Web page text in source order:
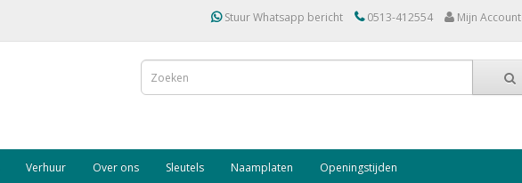
Stuur Whatsapp bericht 0513-412554 Mijn Account
Verhuur Over ons Sleutels Naamplaten Openingstijden